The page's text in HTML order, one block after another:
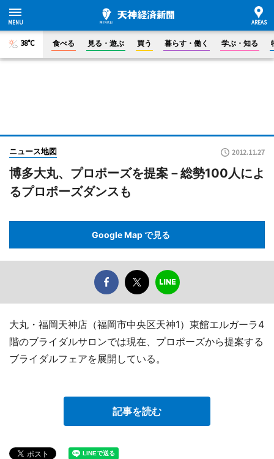
38°C 食べる 見る・遊ぶ 買う 暮らす・働く 学ぶ・知る
ニュース地図 2012.11.27
博多大丸、プロポーズを提案－総勢100人によ
るプロポーズダンスも
Google Map で見る
大丸・福岡天神店（福岡市中央区天神1）東館エルガーラ4
階のブライダルサロンでは現在、プロポーズから提案する
ブライダルフェアを展開している。
記事を読む